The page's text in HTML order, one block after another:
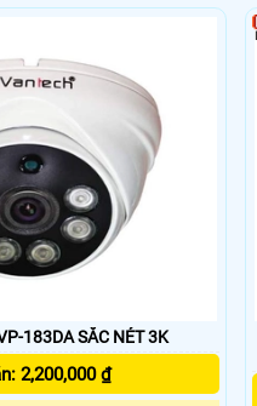
CAMERA VANTECH VP-183DA SẮC NÉT 3K
2,200,000 ₫